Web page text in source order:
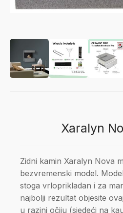
Xaralyn
Zidni kamin Xaralyn Nova
bezvremenski model.
stoga vrloprikladan i za
najbolji rezultat objesite
u razini očiju (sjedeći na